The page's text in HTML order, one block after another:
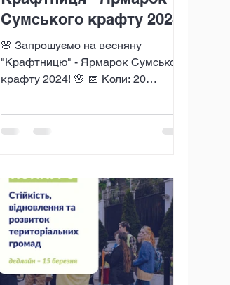
Сумського крафту 2024!
🌸 Запрошуємо на весняну
"Крафтницю" - Ярмарок Сумського
крафту 2024! 🌸 📅 Коли: 20
Конгрес-центр СумДУ!...